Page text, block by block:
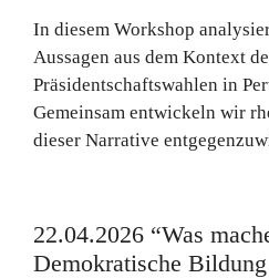
In diesem Workshop
Aussagen aus dem Kontext
Präsidentschaftswahlen in
Gemeinsam entwickeln wir
dieser Narrative
22.04.2026 “Was
Demokratische